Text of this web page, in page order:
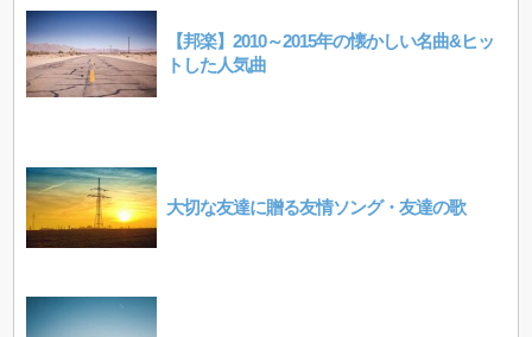
【邦楽】2010～2015年の懐かしい名曲&ヒッ
トした人気曲
大切な友達に贈る友情ソング・友達の歌